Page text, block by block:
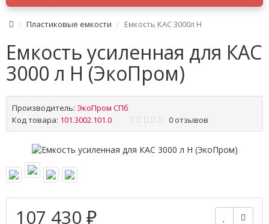
Пластиковые емкости Емкость КАС 3000л Н
Емкость усиленная для КАС
3000 л Н (ЭкоПром)
Производитель: ЭкоПром СПб
Код товара: 101.3002.101.0 0 отзывов
107 430 ₽